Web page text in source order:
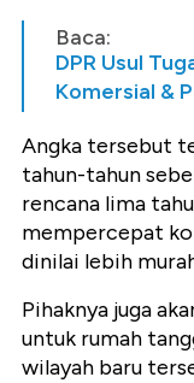
Baca:
DPR Usul
Komersial &
Angka tersebut
tahun-tahun
rencana lima
mempercepat
dinilai lebih
Pihaknya juga
untuk rumah
wilayah baru